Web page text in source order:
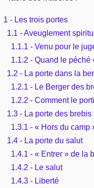
Sujets d'actualité
Librairies, éditeurs
Autres sites chrétiens
Outils
Paramètres
Lisez la Bible
Écoutez la Bible
Rechercher (concordance)
Au sujet de la Bible
Études et commentaires
Versets Classés
Lecture Journalière
Tous les sujets
Dieu
La Bible
L'Évangile, le Salut
Mort, résurrection
Études et commentaires
Personnages bibliques
Édification
Commentaires
COURS Bibliques -
Rechercher dans le site
Sujets de A à Z
Ouvrages de A à Z
Auteurs de A à Z
Sommaires
Aperçus Livres de la Bible
1 - Les trois portes
1.1 - Aveuglement
1.1.1 - Venu pour le
1.1.2 - Quand le péché
1.2 - La porte dans la
1.2.1 - Le Berger des
1.2.2 - Comment le
1.3 - La porte des brebis
1.3.1 - « Hors du camp
1.4 - La porte du salut
1.4.1 - « Entrer » de la
1.4.2 - Le salut
1.4.3 - Liberté